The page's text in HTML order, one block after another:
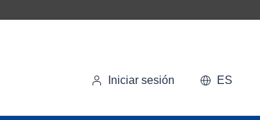
Iniciar sesión ES